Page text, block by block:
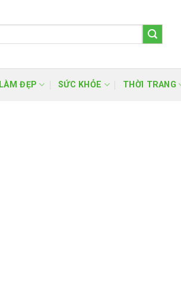
LÀM ĐẸP SỨC KHỎE THỜI TRANG